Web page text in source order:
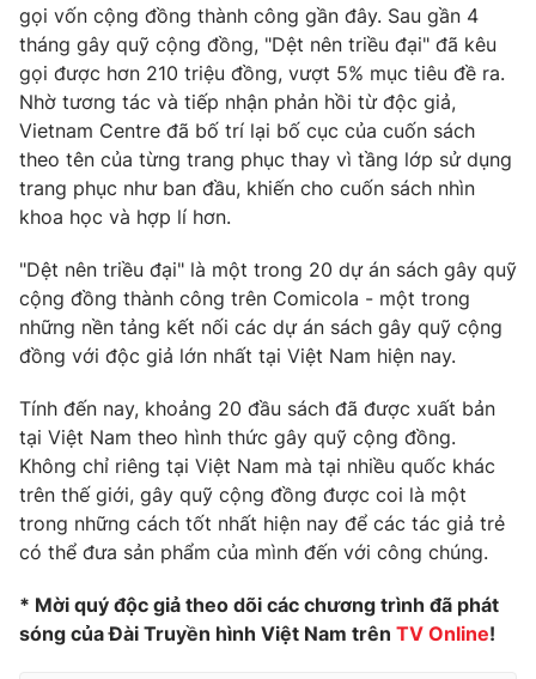
Tư vấn
Chuyên mục khác
Emagazine Podcast
Photo Infographic
VTV Money VTV Thể thao
Thị trường 24h Tấm lòng Việt
VTV4 Vươn mình bằng AI
VTV9 VTV8
gọi vốn cộng đồng thành công gần đây. Sau gần 4
tháng gây quỹ cộng đồng, "Dệt nên triều đại" đã kêu
gọi được hơn 210 triệu đồng, vượt 5% mục tiêu đề ra.
Nhờ tương tác và tiếp nhận phản hồi từ độc giả,
Vietnam Centre đã bố trí lại bố cục của cuốn sách
theo tên của từng trang phục thay vì tầng lớp sử dụng
trang phục như ban đầu, khiến cho cuốn sách nhìn
khoa học và hợp lí hơn.
"Dệt nên triều đại" là một trong 20 dự án sách gây quỹ
cộng đồng thành công trên Comicola - một trong
những nền tảng kết nối các dự án sách gây quỹ cộng
đồng với độc giả lớn nhất tại Việt Nam hiện nay.
Tính đến nay, khoảng 20 đầu sách đã được xuất bản
tại Việt Nam theo hình thức gây quỹ cộng đồng.
Không chỉ riêng tại Việt Nam mà tại nhiều quốc khác
trên thế giới, gây quỹ cộng đồng được coi là một
trong những cách tốt nhất hiện nay để các tác giả trẻ
có thể đưa sản phẩm của mình đến với công chúng.
* Mời quý độc giả theo dõi các chương trình đã phát
sóng của Đài Truyền hình Việt Nam trên TV Online!